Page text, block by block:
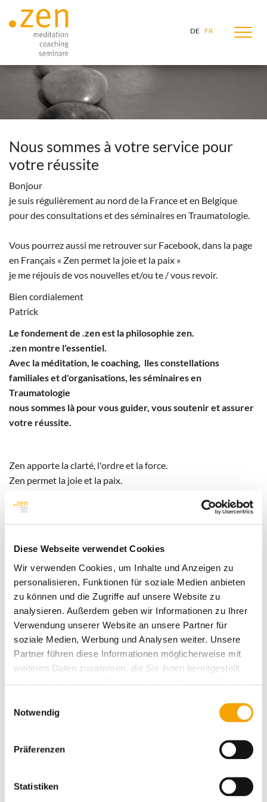
Diese Webseite verwendet Cookies
Wir verwenden Cookies, um Inhalte und Anzeigen zu
personalisieren, Funktionen für soziale Medien anbieten
zu können und die Zugriffe auf unsere Website zu
analysieren. Außerdem geben wir Informationen zu Ihrer
Verwendung unserer Website an unsere Partner für
soziale Medien, Werbung und Analysen weiter. Unsere
Partner führen diese Informationen möglicherweise mit
weiteren Daten zusammen, die Sie ihnen bereitgestellt
Notwendig
Präferenzen
Statistiken
Zum Inhalt springen
DE FR
Nous sommes à votre service pour
votre réussite
Bonjour
je suis régulièrement au nord de la France et en Belgique
pour des consultations et des séminaires en Traumatologie.
Vous pourrez aussi me retrouver sur Facebook, dans la page
en Français « Zen permet la joie et la paix »
je me réjouis de vos nouvelles et/ou te / vous revoir.
Bien cordialement
Patrick
Le fondement de .zen est la philosophie zen.
.zen montre l'essentiel.
Avec la méditation, le coaching, lles constellations
familiales et d'organisations, les séminaires en
Traumatologie
nous sommes là pour vous guider, vous soutenir et assurer
votre réussite.
Zen apporte la clarté, l'ordre et la force.
Zen permet la joie et la paix.
Kõan de la semaine
«J’entends un oiseau chanter
ne se reproduisent jamais.»